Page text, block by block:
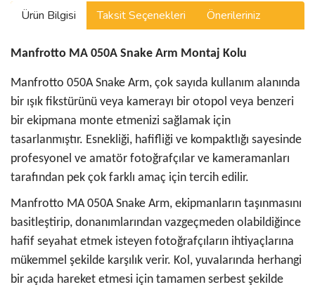
Ürün Bilgisi Taksit Seçenekleri Önerileriniz
Manfrotto MA 050A Snake Arm Montaj Kolu
Manfrotto 050A Snake Arm, çok sayıda kullanım alanında
bir ışık fikstürünü veya kamerayı bir otopol veya benzeri
bir ekipmana monte etmenizi sağlamak için
tasarlanmıştır. Esnekliği, hafifliği ve kompaktlığı sayesinde
profesyonel ve amatör fotoğrafçılar ve kameramanları
tarafından pek çok farklı amaç için tercih edilir.
Manfrotto MA 050A Snake Arm, ekipmanların taşınmasını
basitleştirip, donanımlarından vazgeçmeden olabildiğince
hafif seyahat etmek isteyen fotoğrafçıların ihtiyaçlarına
mükemmel şekilde karşılık verir. Kol, yuvalarında herhangi
bir açıda hareket etmesi için tamamen serbest şekilde